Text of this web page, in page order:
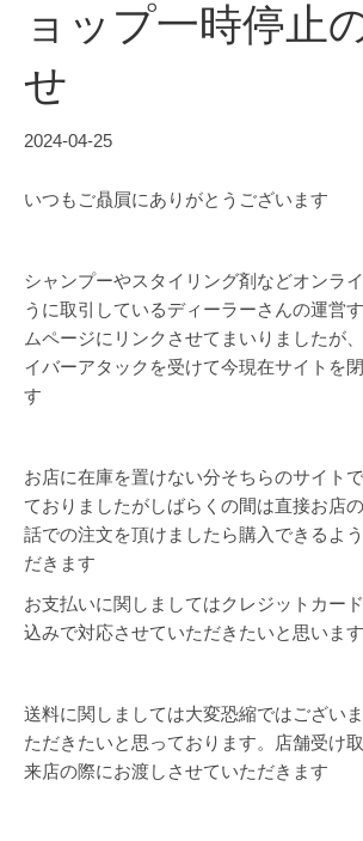
ョップ一時停止
せ
2024-04-25
いつもご贔屓にありがとうございます
シャンプーやスタイリング剤などオンラ
うに取引しているディーラーさんの運営
ムページにリンクさせてまいりましたが
イバーアタックを受けて今現在サイトを
す
お店に在庫を置けない分そちらのサイト
ておりましたがしばらくの間は直接お店
話での注文を頂けましたら購入できるよ
だきます
お支払いに関しましてはクレジットカー
込みで対応させていただきたいと思います
送料に関しましては大変恐縮ではござい
ただきたいと思っております。店舗受け
来店の際にお渡しさせていただきます